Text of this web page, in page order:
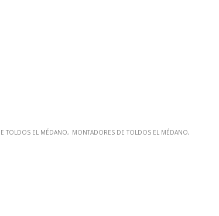
TOLDOS EL MÉDANO
MONTADORES DE TOLDOS EL MÉDANO